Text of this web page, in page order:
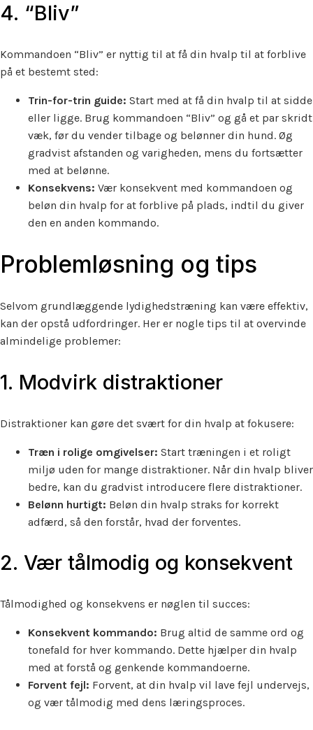
4. “Bliv”
Kommandoen “Bliv” er nyttig til at få din hvalp til at forblive
på et bestemt sted:
Trin-for-trin guide: Start med at få din hvalp til at sidde
eller ligge. Brug kommandoen “Bliv” og gå et par skridt
væk, før du vender tilbage og belønner din hund. Øg
gradvist afstanden og varigheden, mens du fortsætter
med at belønne.
Konsekvens: Vær konsekvent med kommandoen og
beløn din hvalp for at forblive på plads, indtil du giver
den en anden kommando.
Problemløsning og tips
Selvom grundlæggende lydighedstræning kan være effektiv,
kan der opstå udfordringer. Her er nogle tips til at overvinde
almindelige problemer:
1. Modvirk distraktioner
Distraktioner kan gøre det svært for din hvalp at fokusere:
Træn i rolige omgivelser: Start træningen i et roligt
miljø uden for mange distraktioner. Når din hvalp bliver
bedre, kan du gradvist introducere flere distraktioner.
Belønn hurtigt: Beløn din hvalp straks for korrekt
adfærd, så den forstår, hvad der forventes.
2. Vær tålmodig og konsekvent
Tålmodighed og konsekvens er nøglen til succes:
Konsekvent kommando: Brug altid de samme ord og
tonefald for hver kommando. Dette hjælper din hvalp
med at forstå og genkende kommandoerne.
Forvent fejl: Forvent, at din hvalp vil lave fejl undervejs,
og vær tålmodig med dens læringsproces.